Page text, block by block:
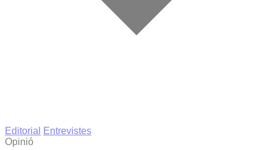
Editorial
Entrevistes
Opinió